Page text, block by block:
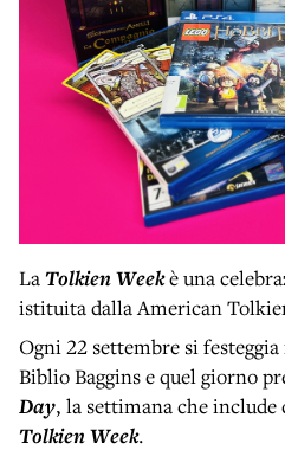
LaTolkien Weekè una
istituita dalla American
Ogni 22 settembre si
Biblio Baggins e quel giorno
Day, la settimana che include
Tolkien Week.